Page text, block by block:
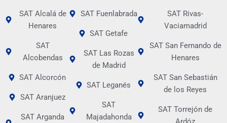
SAT Alcalá de
Henares
SAT
Alcobendas
SAT Alcorcón
SAT Aranjuez
SAT Arganda
SAT Fuenlabrada
SAT Getafe
SAT Las Rozas
de Madrid
SAT Leganés
SAT
Majadahonda
SAT Rivas-
Vaciamadrid
SAT San Fernando de
Henares
SAT San Sebastián
de los Reyes
SAT Torrejón de